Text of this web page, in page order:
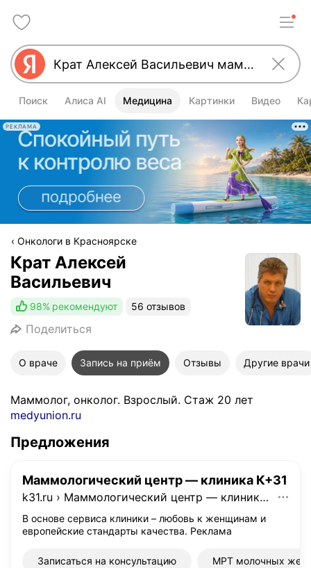
Поиск Алиса AI Медицина Картинки Видео
РЕКЛАМА
Онкологи в Красноярске
Крат Алексей
Васильевич
98% рекомендуют 56 отзывов
Поделиться
О враче Запись на приём Отзывы Другие врачи
Маммолог, онколог. Взрослый. Стаж 20 лет
medyunion.ru
Предложения
Маммологический центр — клиника К+31
k31.ru › Маммологический центр — клиника К+31
В основе сервиса клиники – любовь к женщинам и
европейские стандарты качества. Реклама
Записаться на консультацию МРТ молочных